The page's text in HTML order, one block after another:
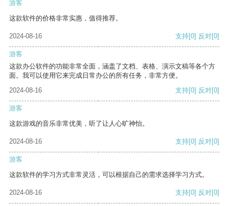
游客
这款软件的价格非常实惠，值得推荐。
2024-08-16 支持[0] 反对[0]
游客
这款办公软件的功能非常全面，涵盖了文档、表格、演示文稿等各个方
面。我可以使用它来完成日常办公的所有任务，非常方便。
2024-08-16
支持[0] 反对[0]
游客
这款游戏的音乐非常优美，听了让人心旷神怡。
2024-08-16 支持[0] 反对[0]
游客
这款软件的学习方式非常灵活，可以根据自己的需求选择学习方式。
2024-08-16 支持[0] 反对[0]